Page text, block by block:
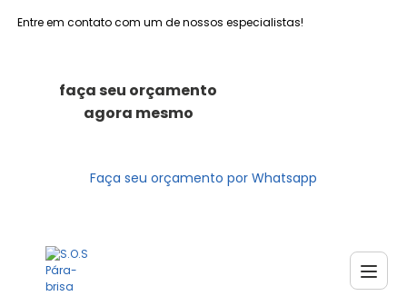
Entre em contato com um de nossos especialistas!
faça seu orçamento
agora mesmo
Faça seu orçamento por Whatsapp